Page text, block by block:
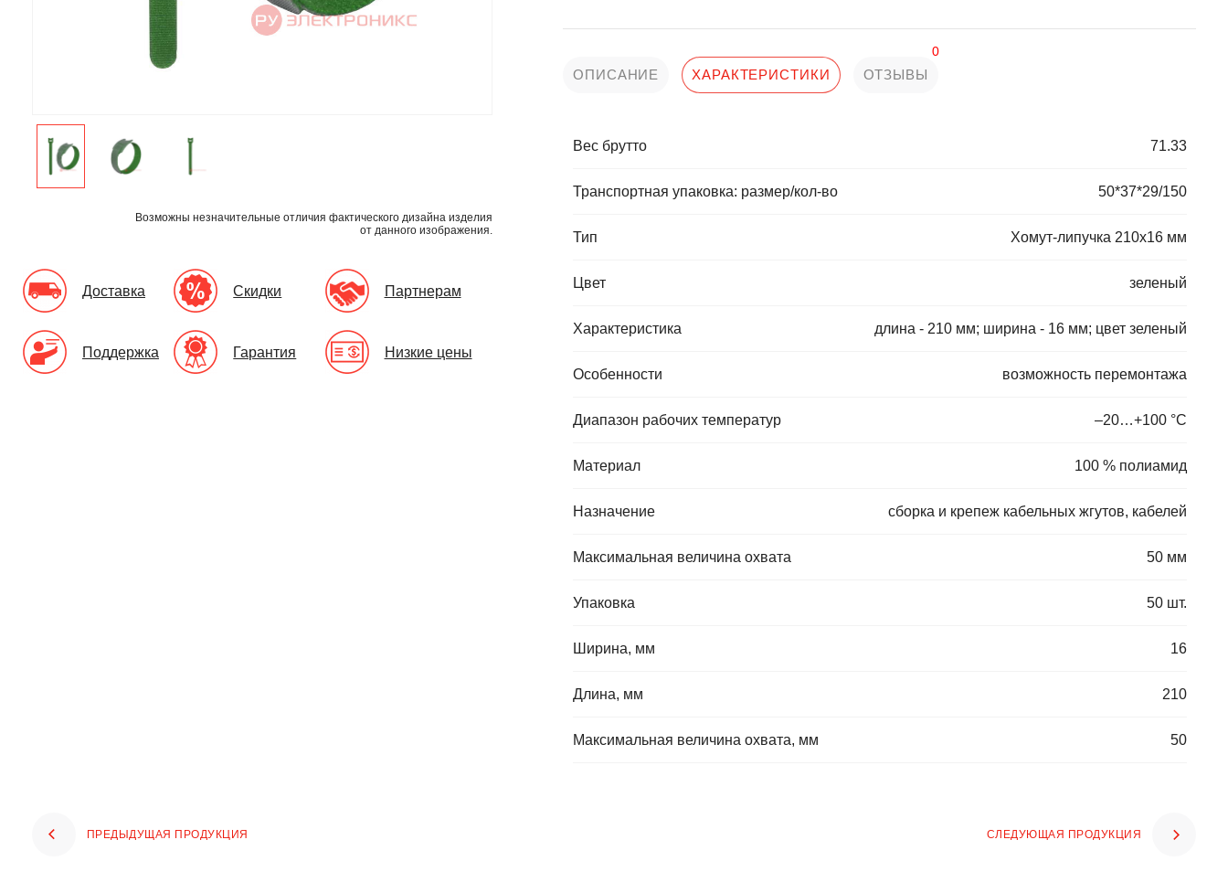
Возможны незначительные отличия фактического дизайна изделия
от данного изображения.
Доставка Скидки Партнерам
Поддержка Гарантия Низкие цены
ОПИСАНИЕ ХАРАКТЕРИСТИКИ ОТЗЫВЫ
0
Вес брутто 71.33
Транспортная упаковка: размер/кол-во 50*37*29/150
Тип Хомут-липучка 210х16 мм
Цвет зеленый
Характеристика длина - 210 мм; ширина - 16 мм; цвет зеленый
Особенности возможность перемонтажа
Диапазон рабочих температур –20…+100 °С
Материал 100 % полиамид
Назначение сборка и крепеж кабельных жгутов, кабелей
Максимальная величина охвата 50 мм
Упаковка 50 шт.
Ширина, мм 16
Длина, мм 210
Максимальная величина охвата, мм 50
ПРЕДЫДУЩАЯ ПРОДУКЦИЯ СЛЕДУЮЩАЯ ПРОДУКЦИЯ